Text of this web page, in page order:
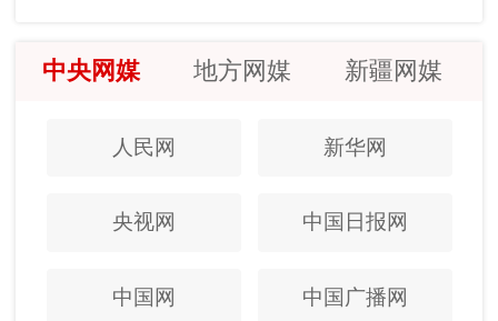
中央网媒 地方网媒 新疆网媒
人民网 新华网
央视网 中国日报网
中国网 中国广播网